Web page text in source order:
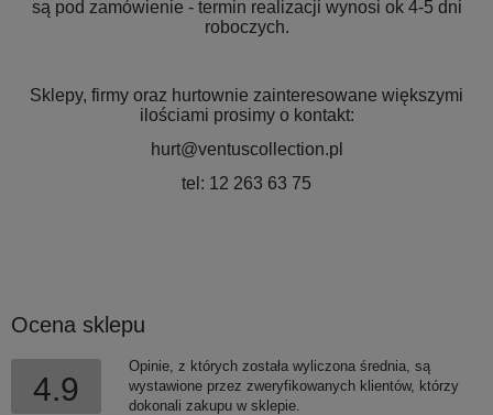
są pod zamówienie - termin realizacji wynosi ok 4-5 dni
roboczych.
Sklepy, firmy oraz hurtownie zainteresowane większymi
ilościami prosimy o kontakt:
hurt@ventuscollection.pl
tel: 12 263 63 75
Ocena sklepu
4.9
Opinie, z których została wyliczona średnia, są
wystawione przez zweryfikowanych klientów, którzy
dokonali zakupu w sklepie.